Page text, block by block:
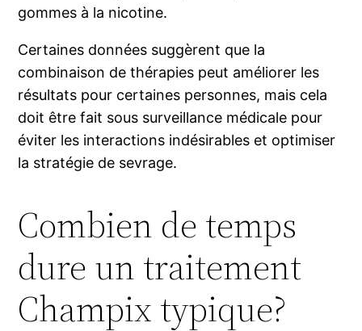
gommes à la nicotine.
Certaines données suggèrent que la
combinaison de thérapies peut améliorer les
résultats pour certaines personnes, mais cela
doit être fait sous surveillance médicale pour
éviter les interactions indésirables et optimiser
la stratégie de sevrage.
Combien de temps
dure un traitement
Champix typique?